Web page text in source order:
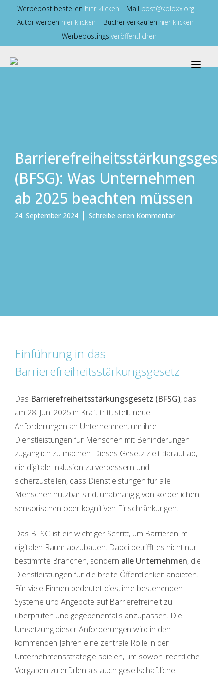
Inhalt
Werbepost bestellen hier klicken Mail post@xoloxx.org
Autor werden hier klicken Bücher verkaufen hier klicken
Werbepostings veröffentlichen
(BFSG): Was Unternehmen
ab 2025 beachten müssen
24. September 2024 Schreibe einen Kommentarzu
Einführung in das
Barrierefreiheitsstärkungsgesetz
Das Barrierefreiheitsstärkungsgesetz (BFSG), das
am 28. Juni 2025 in Kraft tritt, stellt neue
Anforderungen an Unternehmen, um ihre
Dienstleistungen für Menschen mit Behinderungen
zugänglich zu machen. Dieses Gesetz zielt darauf ab,
die digitale Inklusion zu verbessern und
sicherzustellen, dass Dienstleistungen für alle
Menschen nutzbar sind, unabhängig von körperlichen,
sensorischen oder kognitiven Einschränkungen.
Das BFSG ist ein wichtiger Schritt, um Barrieren im
digitalen Raum abzubauen. Dabei betrifft es nicht nur
bestimmte Branchen, sondern alle Unternehmen, die
Dienstleistungen für die breite Öffentlichkeit anbieten.
Für viele Firmen bedeutet dies, ihre bestehenden
Systeme und Angebote auf Barrierefreiheit zu
überprüfen und gegebenenfalls anzupassen. Die
Umsetzung dieser Anforderungen wird in den
kommenden Jahren eine zentrale Rolle in der
Unternehmensstrategie spielen, um sowohl rechtliche
Vorgaben zu erfüllen als auch gesellschaftliche